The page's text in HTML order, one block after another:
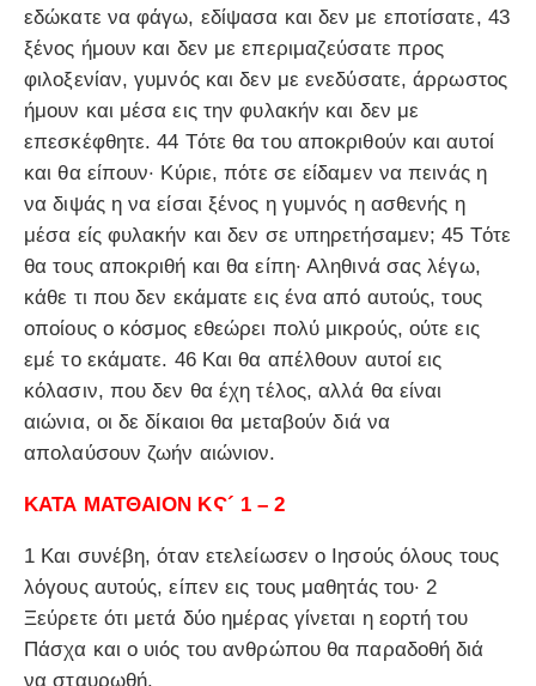
εδώκατε να φάγω, εδίψασα και δεν με εποτίσατε, 43
ξένος ήμουν και δεν με επεριμαζεύσατε προς
φιλοξενίαν, γυμνός και δεν με ενεδύσατε, άρρωστος
ήμουν και μέσα εις την φυλακήν και δεν με
επεσκέφθητε. 44 Τότε θα του αποκριθούν και αυτοί
και θα είπουν· Κύριε, πότε σε είδαμεν να πεινάς η
να διψάς η να είσαι ξένος η γυμνός η ασθενής η
μέσα είς φυλακήν και δεν σε υπηρετήσαμεν; 45 Τότε
θα τους αποκριθή και θα είπη· Αληθινά σας λέγω,
κάθε τι που δεν εκάματε εις ένα από αυτούς, τους
οποίους ο κόσμος εθεώρει πολύ μικρούς, ούτε εις
εμέ το εκάματε. 46 Και θα απέλθουν αυτοί εις
κόλασιν, που δεν θα έχη τέλος, αλλά θα είναι
αιώνια, οι δε δίκαιοι θα μεταβούν διά να
απολαύσουν ζωήν αιώνιον.
ΚΑΤΑ ΜΑΤΘΑΙΟΝ ΚϚ´ 1 – 2
1 Και συνέβη, όταν ετελείωσεν ο Ιησούς όλους τους
λόγους αυτούς, είπεν εις τους μαθητάς του· 2
Ξεύρετε ότι μετά δύο ημέρας γίνεται η εορτή του
Πάσχα και ο υιός του ανθρώπου θα παραδοθή διά
να σταυρωθή.